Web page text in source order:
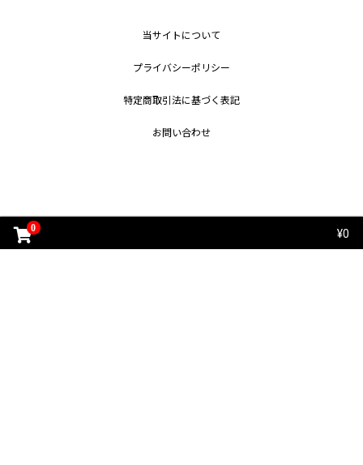
0 ¥0
当サイトについて
プライバシーポリシー
特定商取引法に基づく表記
お問い合わせ